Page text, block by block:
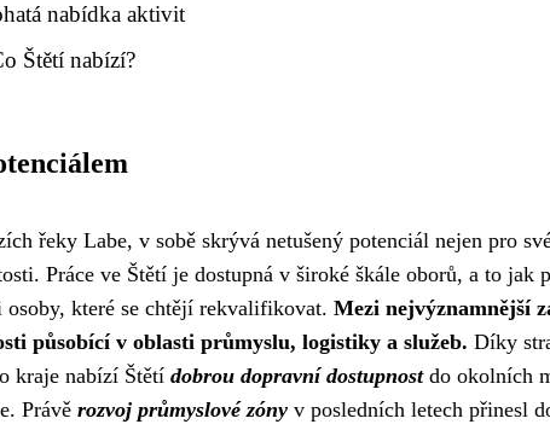
nabídka aktivit
Štětí nabízí?
řeky Labe, v sobě skrývá netušený potenciál nejen pro
Práce ve Štětí je dostupná v široké škále oborů, a to jak
které se chtějí rekvalifikovat. Mezi nejvýznamnější
působící v oblasti průmyslu, logistiky a služeb. Díky
kraje nabízí Štětí dobrou dopravní dostupnostdo okolních
Právě rozvoj průmyslové zóny v posledních letech přinesl